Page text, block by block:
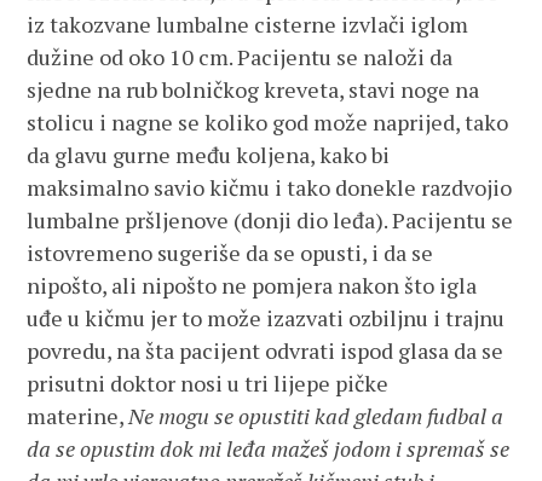
iz takozvane lumbalne cisterne izvlači iglom
dužine od oko 10 cm. Pacijentu se naloži da
sjedne na rub bolničkog kreveta, stavi noge na
stolicu i nagne se koliko god može naprijed, tako
da glavu gurne među koljena, kako bi
maksimalno savio kičmu i tako donekle razdvojio
lumbalne pršljenove (donji dio leđa). Pacijentu se
istovremeno sugeriše da se opusti, i da se
nipošto, ali nipošto ne pomjera nakon što igla
uđe u kičmu jer to može izazvati ozbiljnu i trajnu
povredu, na šta pacijent odvrati ispod glasa da se
prisutni doktor nosi u tri lijepe pičke
materine,Ne mogu se opustiti kad gledam fudbal a
da se opustim dok mi leđa mažeš jodom i spremaš se